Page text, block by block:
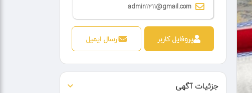
admin1211@gmail.com
پروفایل کاربر ارسال ایمیل
جزئیات آگهی